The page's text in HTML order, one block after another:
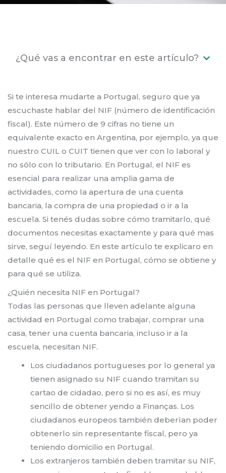
¿Qué vas a encontrar en este artículo?
Si te interesa mudarte a Portugal, seguro que ya
escuchaste hablar del NIF (número de identificación
fiscal). Este número de 9 cifras no tiene un
equivalente exacto en Argentina, por ejemplo, ya que
nuestro CUIL o CUIT tienen que ver con lo laboral y
no sólo con lo tributario. En Portugal, el NIF es
esencial para realizar una amplia gama de
actividades, como la apertura de una cuenta
bancaria, la compra de una propiedad o ir a la
escuela. Si tenés dudas sobre cómo tramitarlo, qué
documentos necesitas exactamente y para qué mas
sirve, seguí leyendo. En este artículo te explicaro en
detalle qué es el NIF en Portugal, cómo se obtiene y
para qué se utiliza.
¿Quién necesita NIF en Portugal?
Todas las personas que lleven adelante alguna
actividad en Portugal como trabajar, comprar una
casa, tener una cuenta bancaria, incluso ir a la
escuela, necesitan NIF.
Los ciudadanos portugueses por lo general ya
tienen asignado su NIF cuando tramitan su
cartao de cidadao, pero si no es así, es muy
sencillo de obtener yendo a Finanças. Los
ciudadanos europeos también deberìan poder
obtenerlo sin representante fiscal, pero ya
teniendo domicilio en Portugal.
Los extranjeros también deben tramitar su NIF,